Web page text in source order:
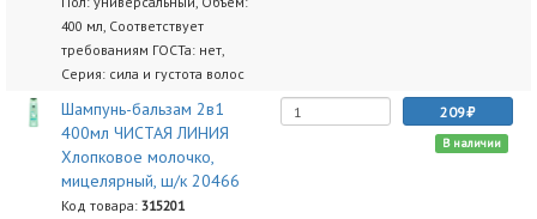
400 мл, Соответствует
требованиям ГОСТа: нет,
Серия: сила и густота волос
Шампунь-бальзам 2в1
400мл ЧИСТАЯ ЛИНИЯ
Хлопковое молочко,
мицелярный, ш/к 20466
Код товара: 315201
209
В наличии